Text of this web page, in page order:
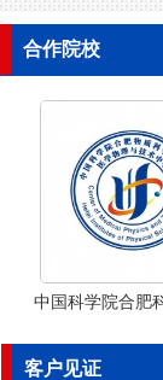
合作院校
中国科学院合肥
客户见证